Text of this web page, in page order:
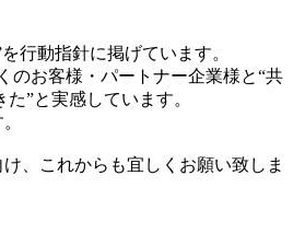
行動指針に掲げています。
のお客様・パートナー企業様と“共
”と実感しています。
、これからも宜しくお願い致しま